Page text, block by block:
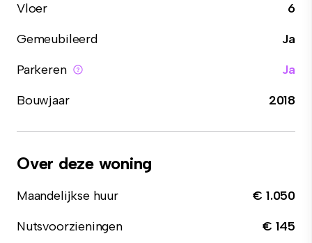
Vloer
6
Gemeubileerd
Ja
Parkeren
Ja
Bouwjaar
2018
Over deze woning
Maandelijkse huur
€ 1.050
Nutsvoorzieningen
€ 145